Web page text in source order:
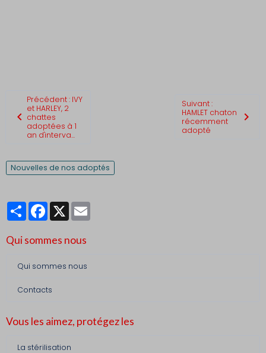
Précédent : IVY
et HARLEY, 2
chattes
adoptées à 1
an d'interva...
Suivant :
HAMLET chaton
récemment
adopté
Nouvelles de nos adoptés
PartagerFacebook
X
Qui sommes nous
Qui sommes nous
Contacts
Vous les aimez, protégez les
La stérilisation